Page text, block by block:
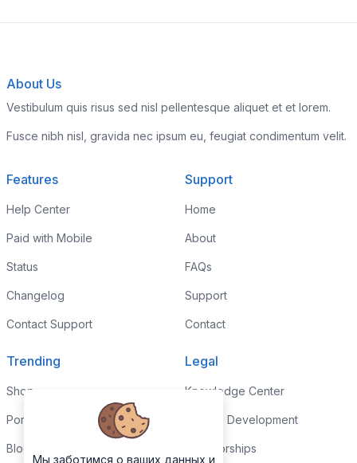
About Us
Vestibulum quis risus sed nisl pellentesque aliquet et et lorem.
Fusce nibh nisl, gravida nec ipsum eu, feugiat condimentum velit.
Features
Help Center
Paid with Mobile
Status
Changelog
Contact Support
Support
Home
About
FAQs
Support
Contact
Trending
Shop
Portfolio
Blog
Legal
Knowledge Center
Custom Development
Sponsorships
Мы заботимся о ваших данных и